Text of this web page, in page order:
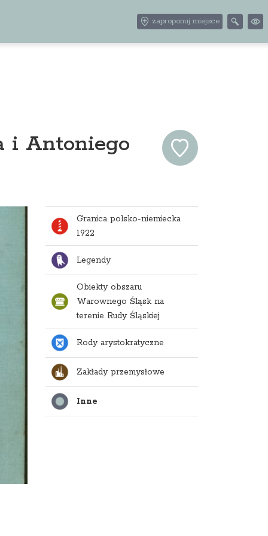
zaproponuj miejsce
i Antoniego
Granica polsko-niemiecka
1922
Legendy
Obiekty obszaru
Warownego Śląsk na
terenie Rudy Śląskiej
Rody arystokratyczne
Zakłady przemysłowe
Inne